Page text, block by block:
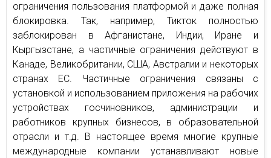
ограничения пользования платформой и даже полная
блокировка. Так, например, Тикток полностью
заблокирован в Афганистане, Индии, Иране и
Кыргызстане, а частичные ограничения действуют в
Канаде, Великобритании, США, Австралии и некоторых
странах ЕС. Частичные ограничения связаны с
установкой и использованием приложения на рабочих
устройствах госчиновников, администрации и
работников крупных бизнесов, в образовательной
отрасли и т.д. В настоящее время многие крупные
международные компании устанавливают новые